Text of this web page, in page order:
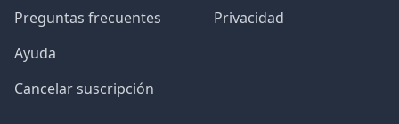
Preguntas frecuentes
Ayuda
Cancelar suscripción
Privacidad